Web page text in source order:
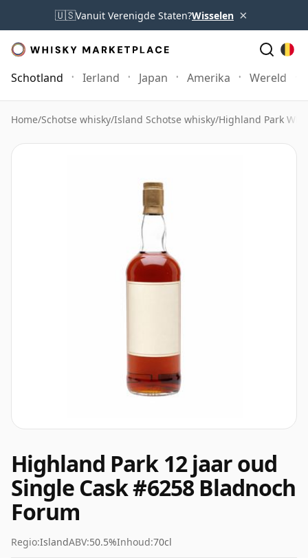
🇺🇸Vanuit Verenigde Staten?Wisselen ×
Schotland Ierland Japan Amerika Wereld
Home/Schotse whisky/Island Schotse whisky/Highland Park
Highland Park 12 jaar oud
Single Cask #6258 Bladnoch
Forum
Regio:IslandABV:50.5%Inhoud:70cl